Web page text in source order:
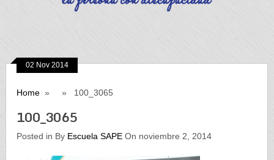
02 Nov 2014
Home » » 100_3065
100_3065
Posted in By Escuela SAPE On noviembre 2, 2014